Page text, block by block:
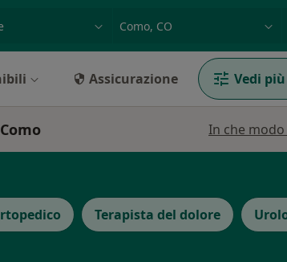
Assicurazione Vedi
In che
Terapista del dolore